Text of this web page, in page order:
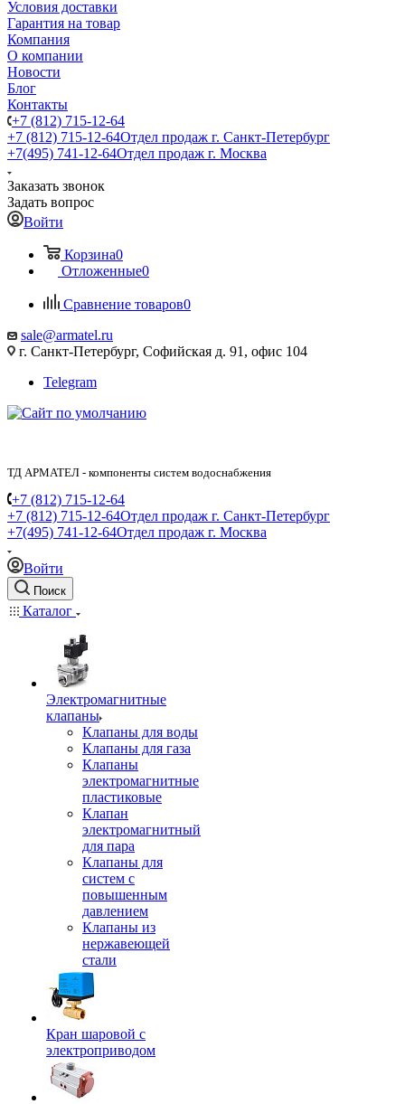
Условия доставки
Гарантия на товар
Компания
О компании
Новости
Блог
Контакты
+7 (812) 715-12-64
+7 (812) 715-12-64Отдел продаж г. Санкт-Петербург
+7(495) 741-12-64Отдел продаж г. Москва
Заказать звонок
Задать вопрос
Войти
Корзина0
Отложенные0
Сравнение товаров0
sale@armatel.ru
г. Санкт-Петербург, Софийская д. 91, офис 104
Telegram
ТД АРМАТЕЛ - компоненты систем водоснабжения
+7 (812) 715-12-64
+7 (812) 715-12-64Отдел продаж г. Санкт-Петербург
+7(495) 741-12-64Отдел продаж г. Москва
Войти
Поиск
Каталог
Электромагнитные
клапаны
Клапаны для воды
Клапаны для газа
Клапаны
электромагнитные
пластиковые
Клапан
электромагнитный
для пара
Клапаны для
систем с
повышенным
давлением
Клапаны из
нержавеющей
стали
Кран шаровой с
электроприводом